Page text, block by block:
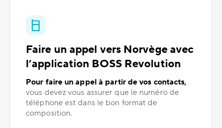
Faire un appel vers Norvège avec
l’application BOSS Revolution
Pour faire un appel à partir de vos contacts,
vous devez vous assurer que le numéro de
téléphone est dans le bon format de
composition.